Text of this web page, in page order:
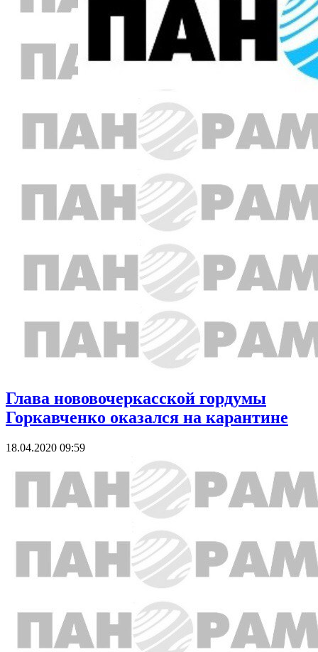
Глава нововочеркасской гордумы
Горкавченко оказался на карантине
18.04.2020 09:59